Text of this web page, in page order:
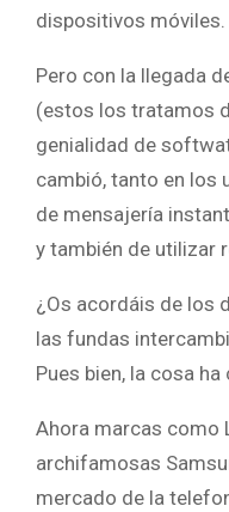
dispositivos móviles.
Pero con la llegada
(estos los tratamos
genialidad de
cambió, tanto en los
de mensajería
y también de utilizar
¿Os acordáis de los
las fundas
Pues bien, la cosa
Ahora marcas como
archifamosas
mercado de la